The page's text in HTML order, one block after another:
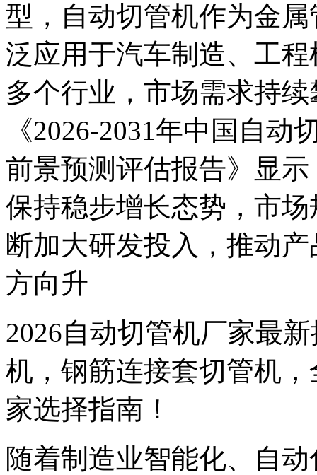
型，自动切管机作为金
泛应用于汽车制造、工
多个行业，市场需求持
《2026-2031年中国自
前景预测评估报告》显
保持稳步增长态势，市
断加大研发投入，推动
方向升
2026自动切管机厂家最
机，钢筋连接套切管机
家选择指南！
随着制造业智能化、自